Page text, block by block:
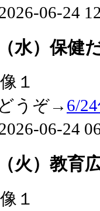
06-24
水）保健
うぞ→ 6/
06-24
火）教育